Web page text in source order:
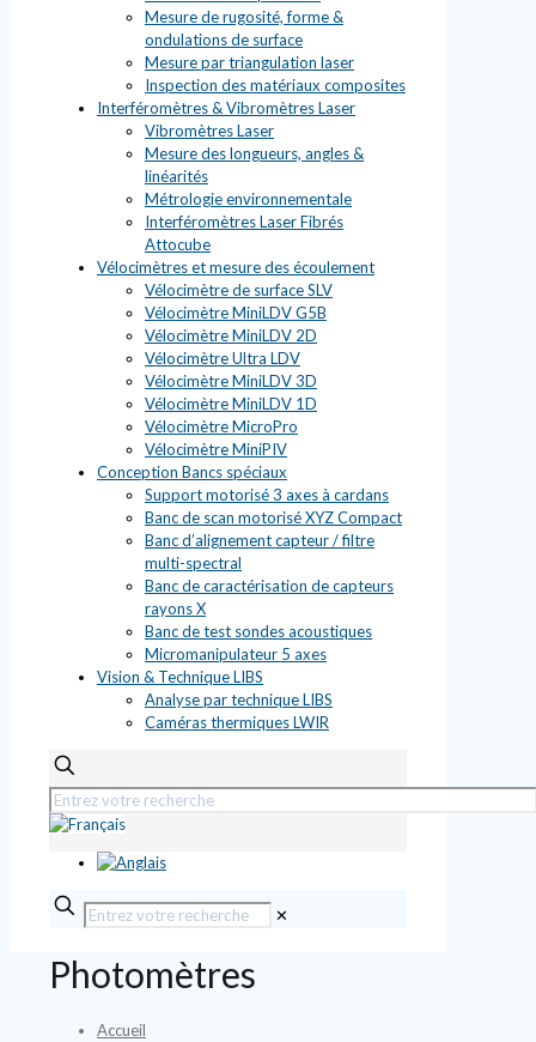
Mesure de rugosité, forme &
ondulations de surface
Mesure par triangulation laser
Inspection des matériaux composites
Interféromètres & Vibromètres Laser
Vibromètres Laser
Mesure des longueurs, angles &
linéarités
Métrologie environnementale
Interféromètres Laser Fibrés
Attocube
Vélocimètres et mesure des écoulement
Vélocimètre de surface SLV
Vélocimètre MiniLDV G5B
Vélocimètre MiniLDV 2D
Vélocimètre Ultra LDV
Vélocimètre MiniLDV 3D
Vélocimètre MiniLDV 1D
Vélocimètre MicroPro
Vélocimètre MiniPIV
Conception Bancs spéciaux
Support motorisé 3 axes à cardans
Banc de scan motorisé XYZ Compact
Banc d’alignement capteur / filtre
multi-spectral
Banc de caractérisation de capteurs
rayons X
Banc de test sondes acoustiques
Micromanipulateur 5 axes
Vision & Technique LIBS
Analyse par technique LIBS
Caméras thermiques LWIR
✕
Photomètres
Accueil